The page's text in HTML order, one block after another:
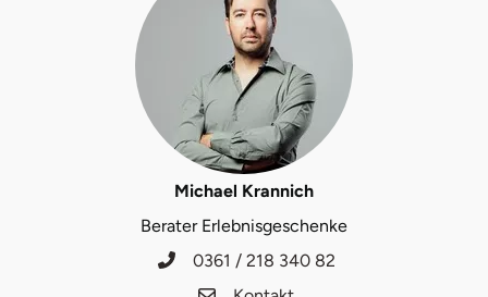
Michael Krannich
Berater Erlebnisgeschenke
0361 / 218 340 82